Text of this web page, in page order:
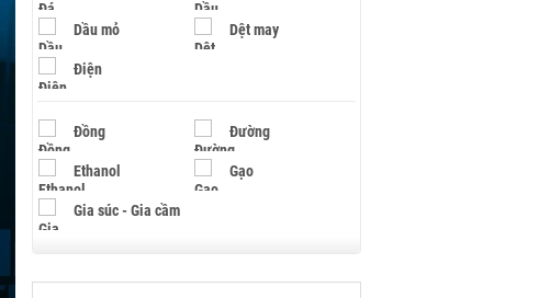
Dầu mỏ Dệt may
Điện
Đồng Đường
Ethanol Gạo
Gia súc - Gia cầm